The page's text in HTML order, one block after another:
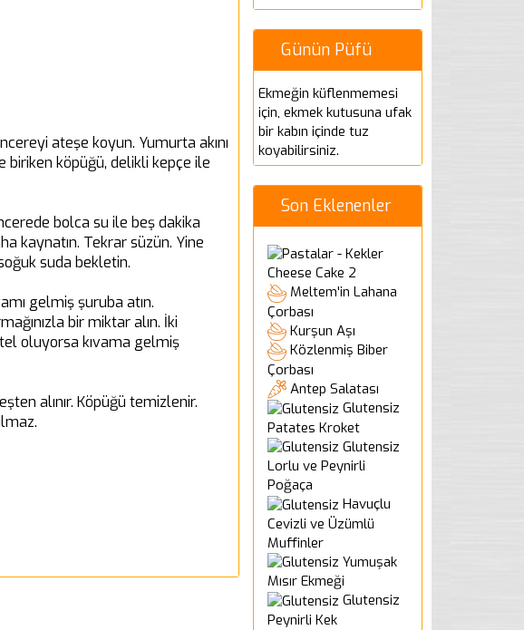
ateşe koyun. Yumurta akını
biriken köpüğü, delikli kepçe ile
bolca su ile beş dakika
kaynatın. Tekrar süzün. Yine
suda bekletin.
gelmiş şuruba atın.
bir miktar alın. İki
tel oluyorsa kıvama gelmiş
alınır. Köpüğü temizlenir.
Günün Püfü
Ekmeğin küflenmemesi
için, ekmek kutusuna ufak
bir kabın içinde tuz
koyabilirsiniz.
Son Eklenenler
Cheese Cake 2
Meltem'in Lahana
Çorbası
Kurşun Aşı
Közlenmiş Biber
Çorbası
Antep Salatası
Glutensiz
Patates Kroket
Glutensiz
Lorlu ve Peynirli
Poğaça
Havuçlu
Cevizli ve Üzümlü
Muffinler
Yumuşak
Mısır Ekmeği
Glutensiz
Peynirli Kek